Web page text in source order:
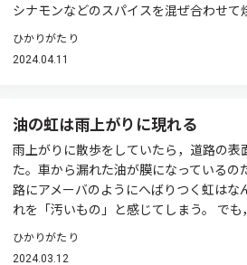
シナモンなどのスパイスを混ぜ合わせて
ひかりがたり
2024.04.11
油の虹は雨上がりに現れる
雨上がりに散歩をしていたら，道路の表
た。車から漏れた油が膜になっているの
路にアメーバのようにへばりつく虹はな
れを「汚いもの」と感じてしまう。 でも
ひかりがたり
2024.03.12